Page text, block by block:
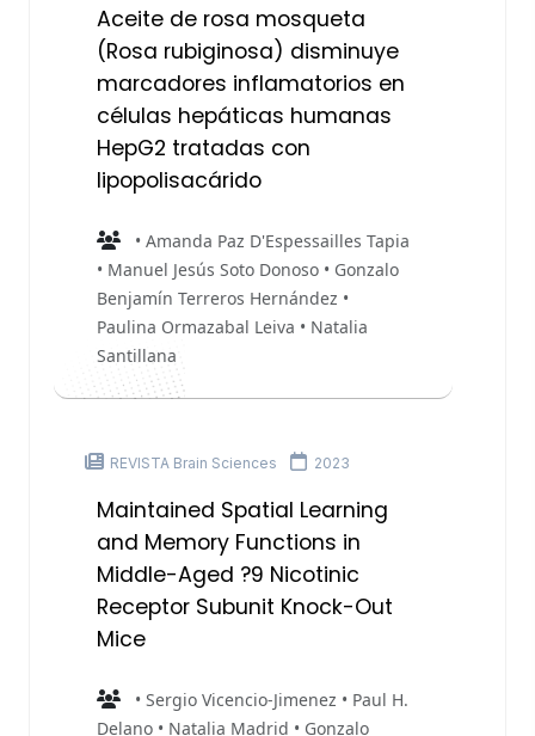
Aceite de rosa mosqueta
(Rosa rubiginosa) disminuye
marcadores inflamatorios en
células hepáticas humanas
HepG2 tratadas con
lipopolisacárido
• Amanda Paz D'Espessailles Tapia
• Manuel Jesús Soto Donoso • Gonzalo
Benjamín Terreros Hernández •
Paulina Ormazabal Leiva • Natalia
Santillana
REVISTA Brain Sciences 2023
Maintained Spatial Learning
and Memory Functions in
Middle-Aged ?9 Nicotinic
Receptor Subunit Knock-Out
Mice
• Sergio Vicencio-Jimenez • Paul H.
Delano • Natalia Madrid • Gonzalo